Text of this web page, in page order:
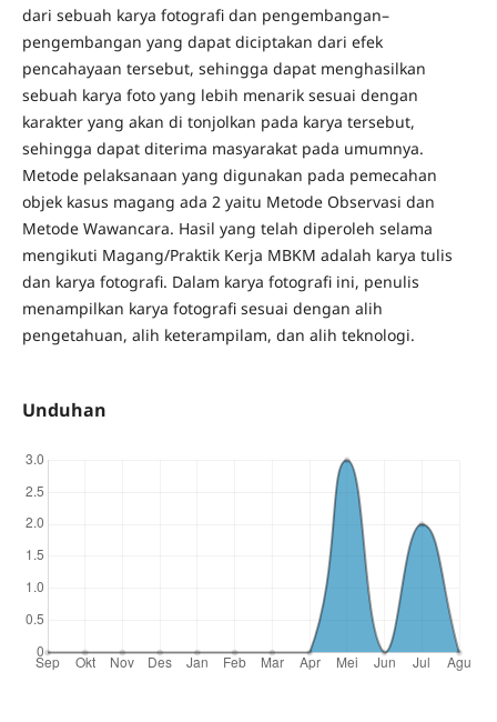
dari sebuah karya fotografi dan pengembangan–
pengembangan yang dapat diciptakan dari efek
pencahayaan tersebut, sehingga dapat menghasilkan
sebuah karya foto yang lebih menarik sesuai dengan
karakter yang akan di tonjolkan pada karya tersebut,
sehingga dapat diterima masyarakat pada umumnya.
Metode pelaksanaan yang digunakan pada pemecahan
objek kasus magang ada 2 yaitu Metode Observasi dan
Metode Wawancara. Hasil yang telah diperoleh selama
mengikuti Magang/Praktik Kerja MBKM adalah karya tulis
dan karya fotografi. Dalam karya fotografi ini, penulis
menampilkan karya fotografi sesuai dengan alih
pengetahuan, alih keterampilam, dan alih teknologi.
Unduhan